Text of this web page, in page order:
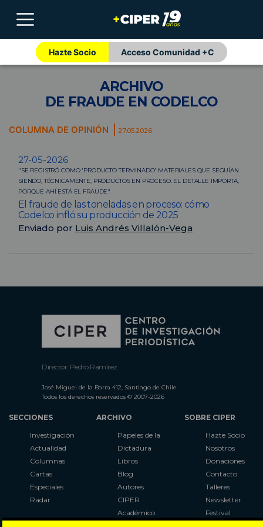
Hazte Socio Acceso Comunidad +C
ARCHIVO
DE FRAUDE EN CODELCO
COLUMNA DE OPINIÓN 27.05.2026
27-05-2026
"SE REGISTRÓ COMO 'PRODUCTO TERMINADO' MATERIALES QUE SEGUÍAN
SIENDO, TÉCNICAMENTE, PRODUCTOS EN PROCESO. EL DETALLE IMPORTA,
PORQUE AHÍ ESTÁ EL FRAUDE"
El fraude de las toneladas en proceso: cómo
Codelco infló su producción de 2025
Enviado por Luis Andrés Villalón-Vega
Director: Pedro Ramírez
José Miguel de la Barra 412, Santiago de Chile
Todos los derechos reservados © 2007-2026
SECCIONES
Investigación
Actualidad
Columnas
Cartas
Especiales
Radar
ARCHIVO
Papeles de la
Dictadura
Libros
Blog
Autores
CIPER
Académico
SOBRE CIPER
Hazte Socio
Nosotros
Donaciones
Contacto
Talleres
Newsletter
Festival